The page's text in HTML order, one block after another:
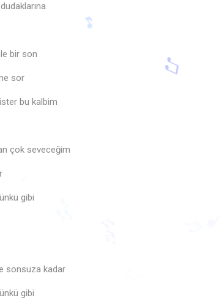
bir son
sor
bu kalbim
çok seveceğim
gibi
sonsuza kadar
gibi
🎶